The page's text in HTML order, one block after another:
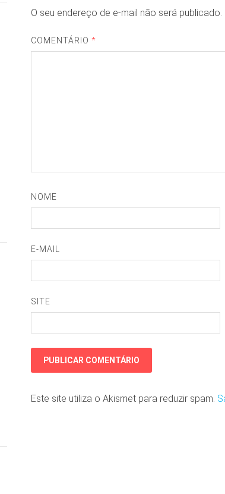
O seu endereço de e-mail não será publicado.
COMENTÁRIO*
NOME
E-MAIL
SITE
Este site utiliza o Akismet para reduzir spam.